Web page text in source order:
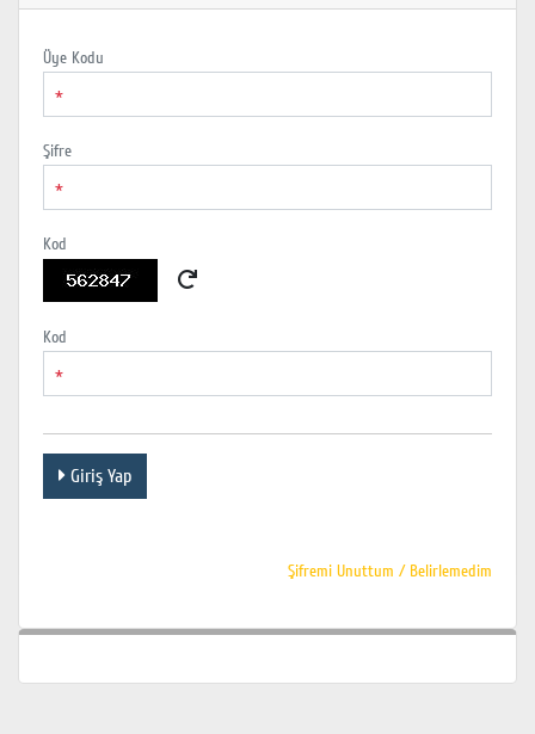
Üye Kodu
*
Şifre
*
Kod
Kod
*
Giriş Yap
Şifremi Unuttum / Belirlemedim